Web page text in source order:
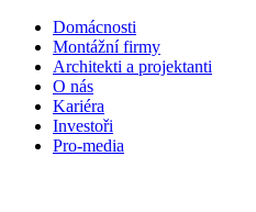
Domácnosti
Montážní firmy
Architekti a projektanti
O nás
Kariéra
Investoři
Pro-media